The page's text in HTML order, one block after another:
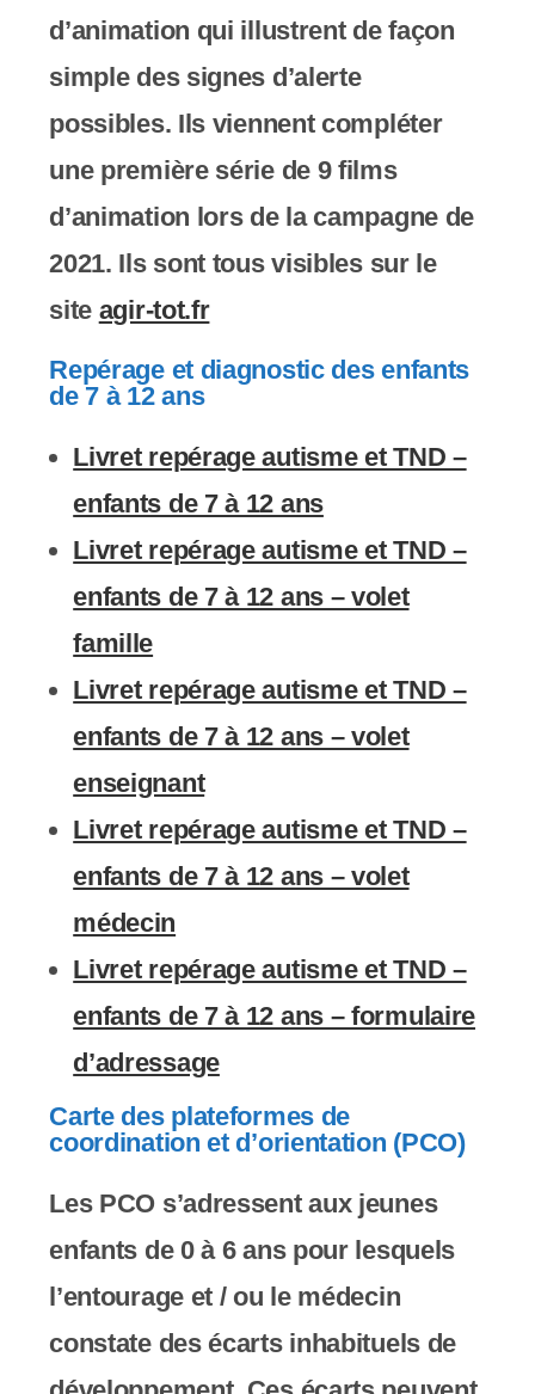
d’animation qui illustrent de façon
simple des signes d’alerte
possibles. Ils viennent compléter
une première série de 9 films
d’animation lors de la campagne de
2021. Ils sont tous visibles sur le
site agir-tot.fr
Repérage et diagnostic des enfants
de 7 à 12 ans
Livret repérage autisme et TND –
enfants de 7 à 12 ans
Livret repérage autisme et TND –
enfants de 7 à 12 ans – volet
famille
Livret repérage autisme et TND –
enfants de 7 à 12 ans – volet
enseignant
Livret repérage autisme et TND –
enfants de 7 à 12 ans – volet
médecin
Livret repérage autisme et TND –
enfants de 7 à 12 ans – formulaire
d’adressage
Carte des plateformes de
coordination et d’orientation (PCO)
Les PCO s’adressent aux jeunes
enfants de 0 à 6 ans pour lesquels
l’entourage et / ou le médecin
constate des écarts inhabituels de